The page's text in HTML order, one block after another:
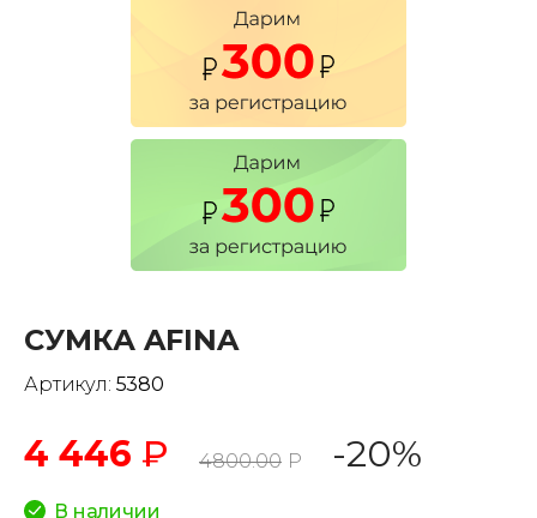
СУМКА AFINA
Артикул: 5380
4 446 ₽ 4800.00 Р -20%
В наличии